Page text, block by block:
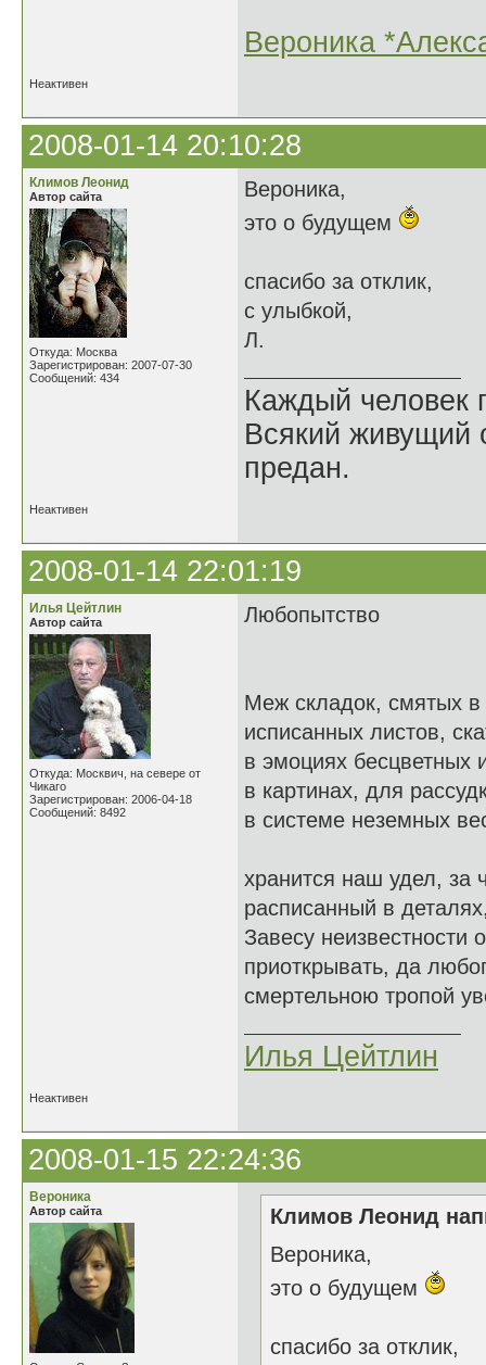
Вероника
Неактивен
2008-01-14 20:10:28
Климов Леонид
Автор сайта
Откуда: Москва
Зарегистрирован: 2007-07-30
Сообщений: 434
Вероника,
это о будущем
спасибо за отклик,
с улыбкой,
Л.
Каждый человек
Всякий живущий
предан.
Неактивен
2008-01-14 22:01:19
Илья Цейтлин
Автор сайта
Откуда: Москвич, на севере от
Чикаго
Зарегистрирован: 2006-04-18
Сообщений: 8492
Любопытство
Меж складок, смятых в
исписанных листов,
в эмоциях бесцветных
в картинах, для
в системе неземных
хранится наш удел, за
расписанный в
Завесу неизвестности
приоткрывать, да
смертельною тропой
Илья Цейтлин
Неактивен
2008-01-15 22:24:36
Вероника
Автор сайта
Климов Леонид
Вероника,
это о будущем
спасибо за отклик,